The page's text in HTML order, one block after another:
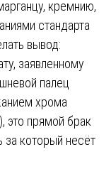
кремнию,
стандарта
вывод:
заявленному
палец
хрома
это прямой брак
за который несёт